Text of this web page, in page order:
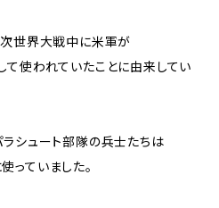
次世界大戦中に米軍が
て使われていたことに由来してい
ラシュート部隊の兵士たちは
っていました。